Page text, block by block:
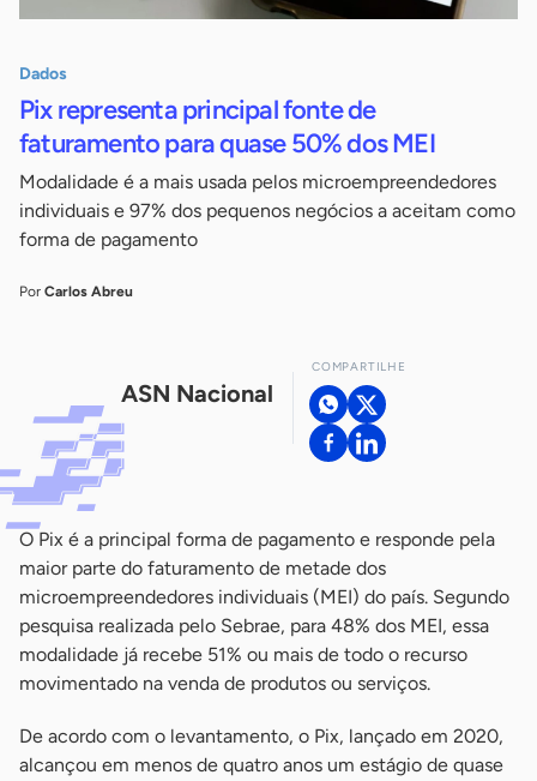
Dados
Pix representa principal fonte de
faturamento para quase 50% dos MEI
Modalidade é a mais usada pelos microempreendedores
individuais e 97% dos pequenos negócios a aceitam como
forma de pagamento
Por Carlos Abreu
ASN Nacional
COMPARTILHE
O Pix é a principal forma de pagamento e responde pela
maior parte do faturamento de metade dos
microempreendedores individuais (MEI) do país. Segundo
pesquisa realizada pelo Sebrae, para 48% dos MEI, essa
modalidade já recebe 51% ou mais de todo o recurso
movimentado na venda de produtos ou serviços.
De acordo com o levantamento, o Pix, lançado em 2020,
alcançou em menos de quatro anos um estágio de quase